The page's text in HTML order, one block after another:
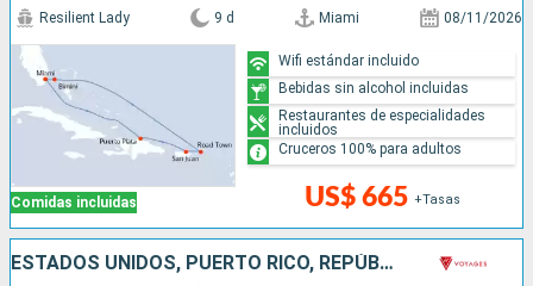
Comidas incluidas
Resilient Lady 9 d Miami 08/11/2026
US$ 665 +Tasas
Wifi estándar incluido
Bebidas sin alcohol incluidas
Restaurantes de especialidades
incluidos
Cruceros 100% para adultos
ESTADOS UNIDOS, PUERTO RICO, REPÚBLICA DOMINICANA, BAHAMAS